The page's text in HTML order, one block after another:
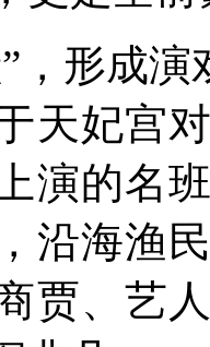
，形成
天妃宫
演的名
沿海渔
贾、艺